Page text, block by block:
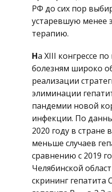
РФ до сих пор
устаревшую менее
терапию.
На XIII конгрессе
болезням широко
реализации
элиминации
пандемии новой
инфекции. По
2020 году в стране
меньше случаев
сравнению с 2019
Челябинской
скрининг гепатита